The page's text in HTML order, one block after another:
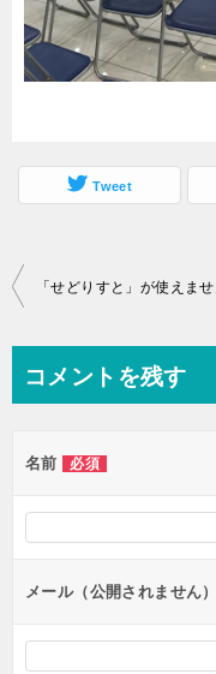
Tweet
投
ビ
ー
シ
ン
コメントを残す
名前 必須
メール（公開されません）